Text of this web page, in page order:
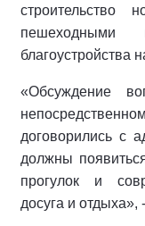
строительство
пешеходными
благоустройства
«Обсуждение
договорились с
должны
прогулок и
досуга и